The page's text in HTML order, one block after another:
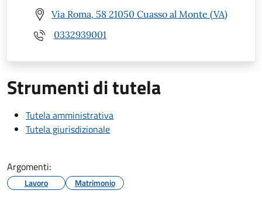
Via Roma, 58 21050 Cuasso al Monte (VA)
0332939001
Strumenti di tutela
Tutela amministrativa
Tutela giurisdizionale
Argomenti:
Lavoro Matrimonio